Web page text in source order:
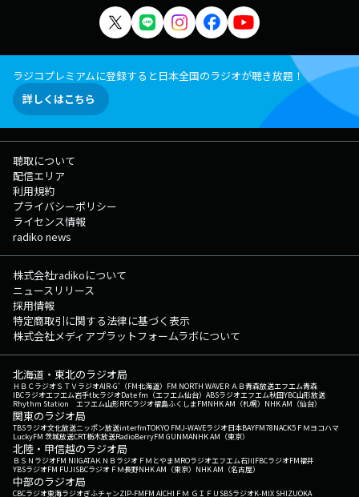
ラジコプレミアムに登録すると日本全国のラジオが聴き放題！
詳しくはこちら
聴取について
配信エリア
利用規約
プライバシーポリシー
ライセンス情報
radiko news
株式会社radikoについて
ニュースリリース
採用情報
特定商取引に関する法律に基づく表示
株式会社メディアプラットフォームラボについて
北海道・東北のラジオ局
ＨＢＣラジオＳＴＶラジオAIR-G'（FM北海道） FM NORTH WAVEＲＡＢ青森放送エフエム青森
IBCラジオエフエム岩手tbcラジオDate fm（エフエム仙台） ABSラジオエフエム秋田YBC山形放送
Rhythm Station エフエム山形RFCラジオ福島ふくしまFMNHK AM（札幌） NHK AM（仙台）
関東のラジオ局
TBSラジオ文化放送ニッポン放送interfmTOKYO FMJ-WAVEラジオ日本BAYFM78NACK5 ＦＭヨコハマ
LuckyFM 茨城放送CRT栃木放送RadioBerryFM GUNMANHK AM（東京）
北陸・甲信越のラジオ局
ＢＳＮラジオFM NIIGATAＫＮＢラジオ ＦＭとやまMROラジオエフエム石川FBCラジオFM福井
YBSラジオFM FUJISBCラジオ ＦＭ長野NHK AM（東京） NHK AM（名古屋）
中部のラジオ局
CBCラジオ東海ラジオぎふチャンZIP-FMFM AICHI ＦＭ ＧＩＦＵ SBSラジオK-MIX SHIZUOKA